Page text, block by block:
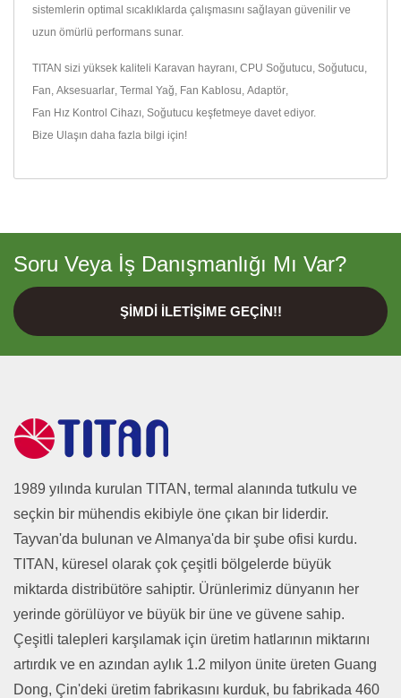
sistemlerin optimal sıcaklıklarda çalışmasını sağlayan güvenilir ve
uzun ömürlü performans sunar.
TITAN sizi yüksek kaliteli Karavan hayranı CPU Soğutucu Soğutucu
Fan Aksesuarlar Termal Yağ Fan Kablosu Adaptör
Fan Hız Kontrol Cihazı Soğutucu keşfetmeye davet ediyor.
Bize Ulaşın daha fazla bilgi için!
Soru Veya İş Danışmanlığı Mı Var?
ŞIMDI İLETIŞIME GEÇIN!!
1989 yılında kurulan TITAN, termal alanında tutkulu ve
seçkin bir mühendis ekibiyle öne çıkan bir liderdir.
Tayvan'da bulunan ve Almanya'da bir şube ofisi kurdu.
TITAN, küresel olarak çok çeşitli bölgelerde büyük
miktarda distribütöre sahiptir. Ürünlerimiz dünyanın her
yerinde görülüyor ve büyük bir üne ve güvene sahip.
Çeşitli talepleri karşılamak için üretim hatlarının miktarını
artırdık ve en azından aylık 1.2 milyon ünite üreten Guang
Dong, Çin'deki üretim fabrikasını kurduk, bu fabrikada 460